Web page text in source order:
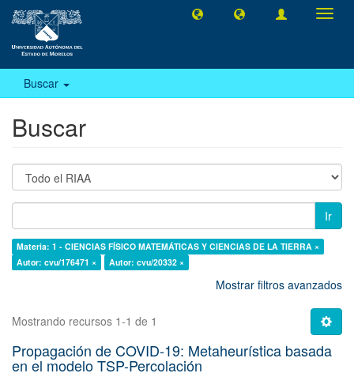
Buscar
Buscar
Ir
Materia: 1 - CIENCIAS FÍSICO MATEMÁTICAS Y CIENCIAS DE LA TIERRA ×
Autor: cvu/176471 ×
Autor: cvu/20332 ×
Mostrar filtros avanzados
Mostrando recursos 1-1 de 1
Propagación de COVID-19: Metaheurística basada
en el modelo TSP-Percolación